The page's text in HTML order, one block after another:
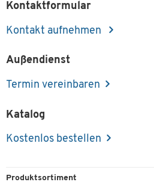
Kontaktformular
Kontakt aufnehmen
Außendienst
Termin vereinbaren
Katalog
Kostenlos bestellen
Produktsortiment